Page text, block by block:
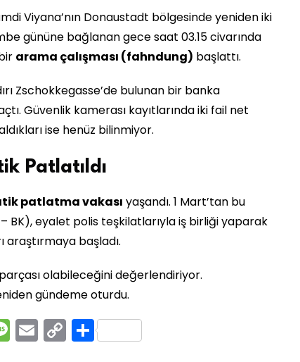
Viyana’nın Donaustadt bölgesinde yeniden iki
gününe bağlanan gece saat 03.15 civarında
arama çalışması (fahndung) başlattı.
Zschokkegasse’de bulunan bir banka
Güvenlik kamerası kayıtlarında iki fail net
ise henüz bilinmiyor.
Patlatıldı
patlatma vakası yaşandı. 1 Mart’tan bu
BK), eyalet polis teşkilatlarıyla iş birliği yaparak
araştırmaya başladı.
olabileceğini değerlendiriyor.
gündeme oturdu.
Message
EmailCopy
Share